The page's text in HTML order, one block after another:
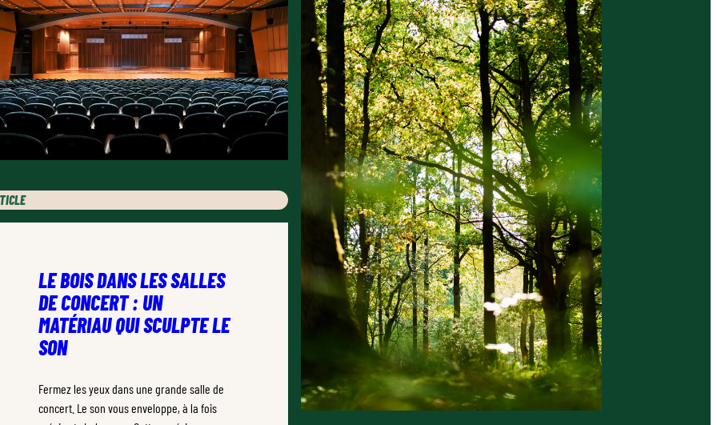
LE BOIS DANS LES SALLES
DE CONCERT : UN
MATÉRIAU QUI SCULPTE LE
SON
Fermez les yeux dans une grande salle de
concert. Le son vous enveloppe, à la fois